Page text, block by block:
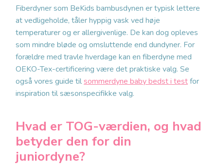
Fiberdyner som BeKids bambusdynen er typisk lettere
at vedligeholde, tåler hyppig vask ved høje
temperaturer og er allergivenlige. De kan dog opleves
som mindre bløde og omsluttende end dundyner. For
forældre med travle hverdage kan en fiberdyne med
OEKO-Tex-certificering være det praktiske valg. Se
også vores guide tilsommerdyne baby bedst i testfor
inspiration til sæsonspecifikke valg.
Hvad er TOG-værdien, og hvad
betyder den for din
juniordyne?